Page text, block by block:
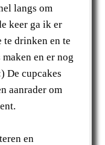
langs om
keer ga ik er
drinken en te
en er nog
De cupcakes
aanrader om
en